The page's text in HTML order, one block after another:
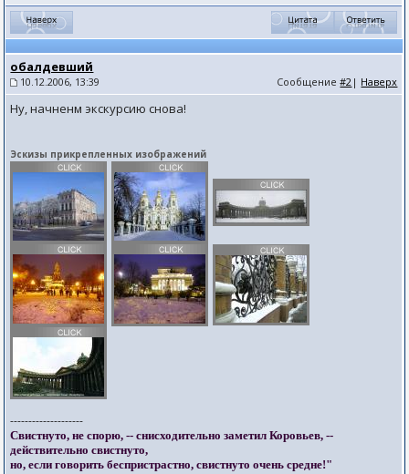
обалдевший
10.12.2006, 13:39 Сообщение#2 | Наверх
Ну, начненм экскурсию снова!
Эскизы прикрепленных изображений
--------------------
Свистнуто, не спорю, -- снисходительно заметил Коровьев, --
действительно свистнуто,
но, если говорить беспристрастно, свистнуто очень средне!"